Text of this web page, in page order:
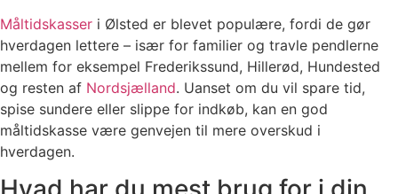
Måltidskasser i Ølsted er blevet populære, fordi de gør
hverdagen lettere – især for familier og travle pendlerne
mellem for eksempel Frederikssund, Hillerød, Hundested
og resten af Nordsjælland. Uanset om du vil spare tid,
spise sundere eller slippe for indkøb, kan en god
måltidskasse være genvejen til mere overskud i
hverdagen.